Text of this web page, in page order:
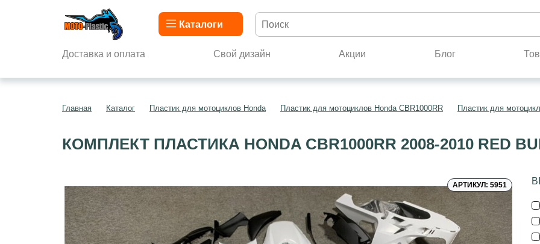
Каталоги
Доставка и оплата Свой дизайн Акции Блог
Главная Каталог Пластик для мотоциклов Honda Пластик для мотоциклов Honda CBR1000RR Пластик для
КОМПЛЕКТ ПЛАСТИКА HONDA CBR1000RR 2008-2010 RED
АРТИКУЛ: 5951